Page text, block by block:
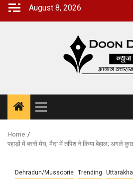
Skip
August 8, 2026
Primary
Menu
Home
पहाड़ों में बरसे मेघ, मैदा में तपिश ने किया बेहाल; अगले कुछ
Dehradun/Mussoorie Trending